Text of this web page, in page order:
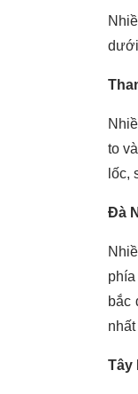
dưới
to
lốc,
Đà
bắc
Tây